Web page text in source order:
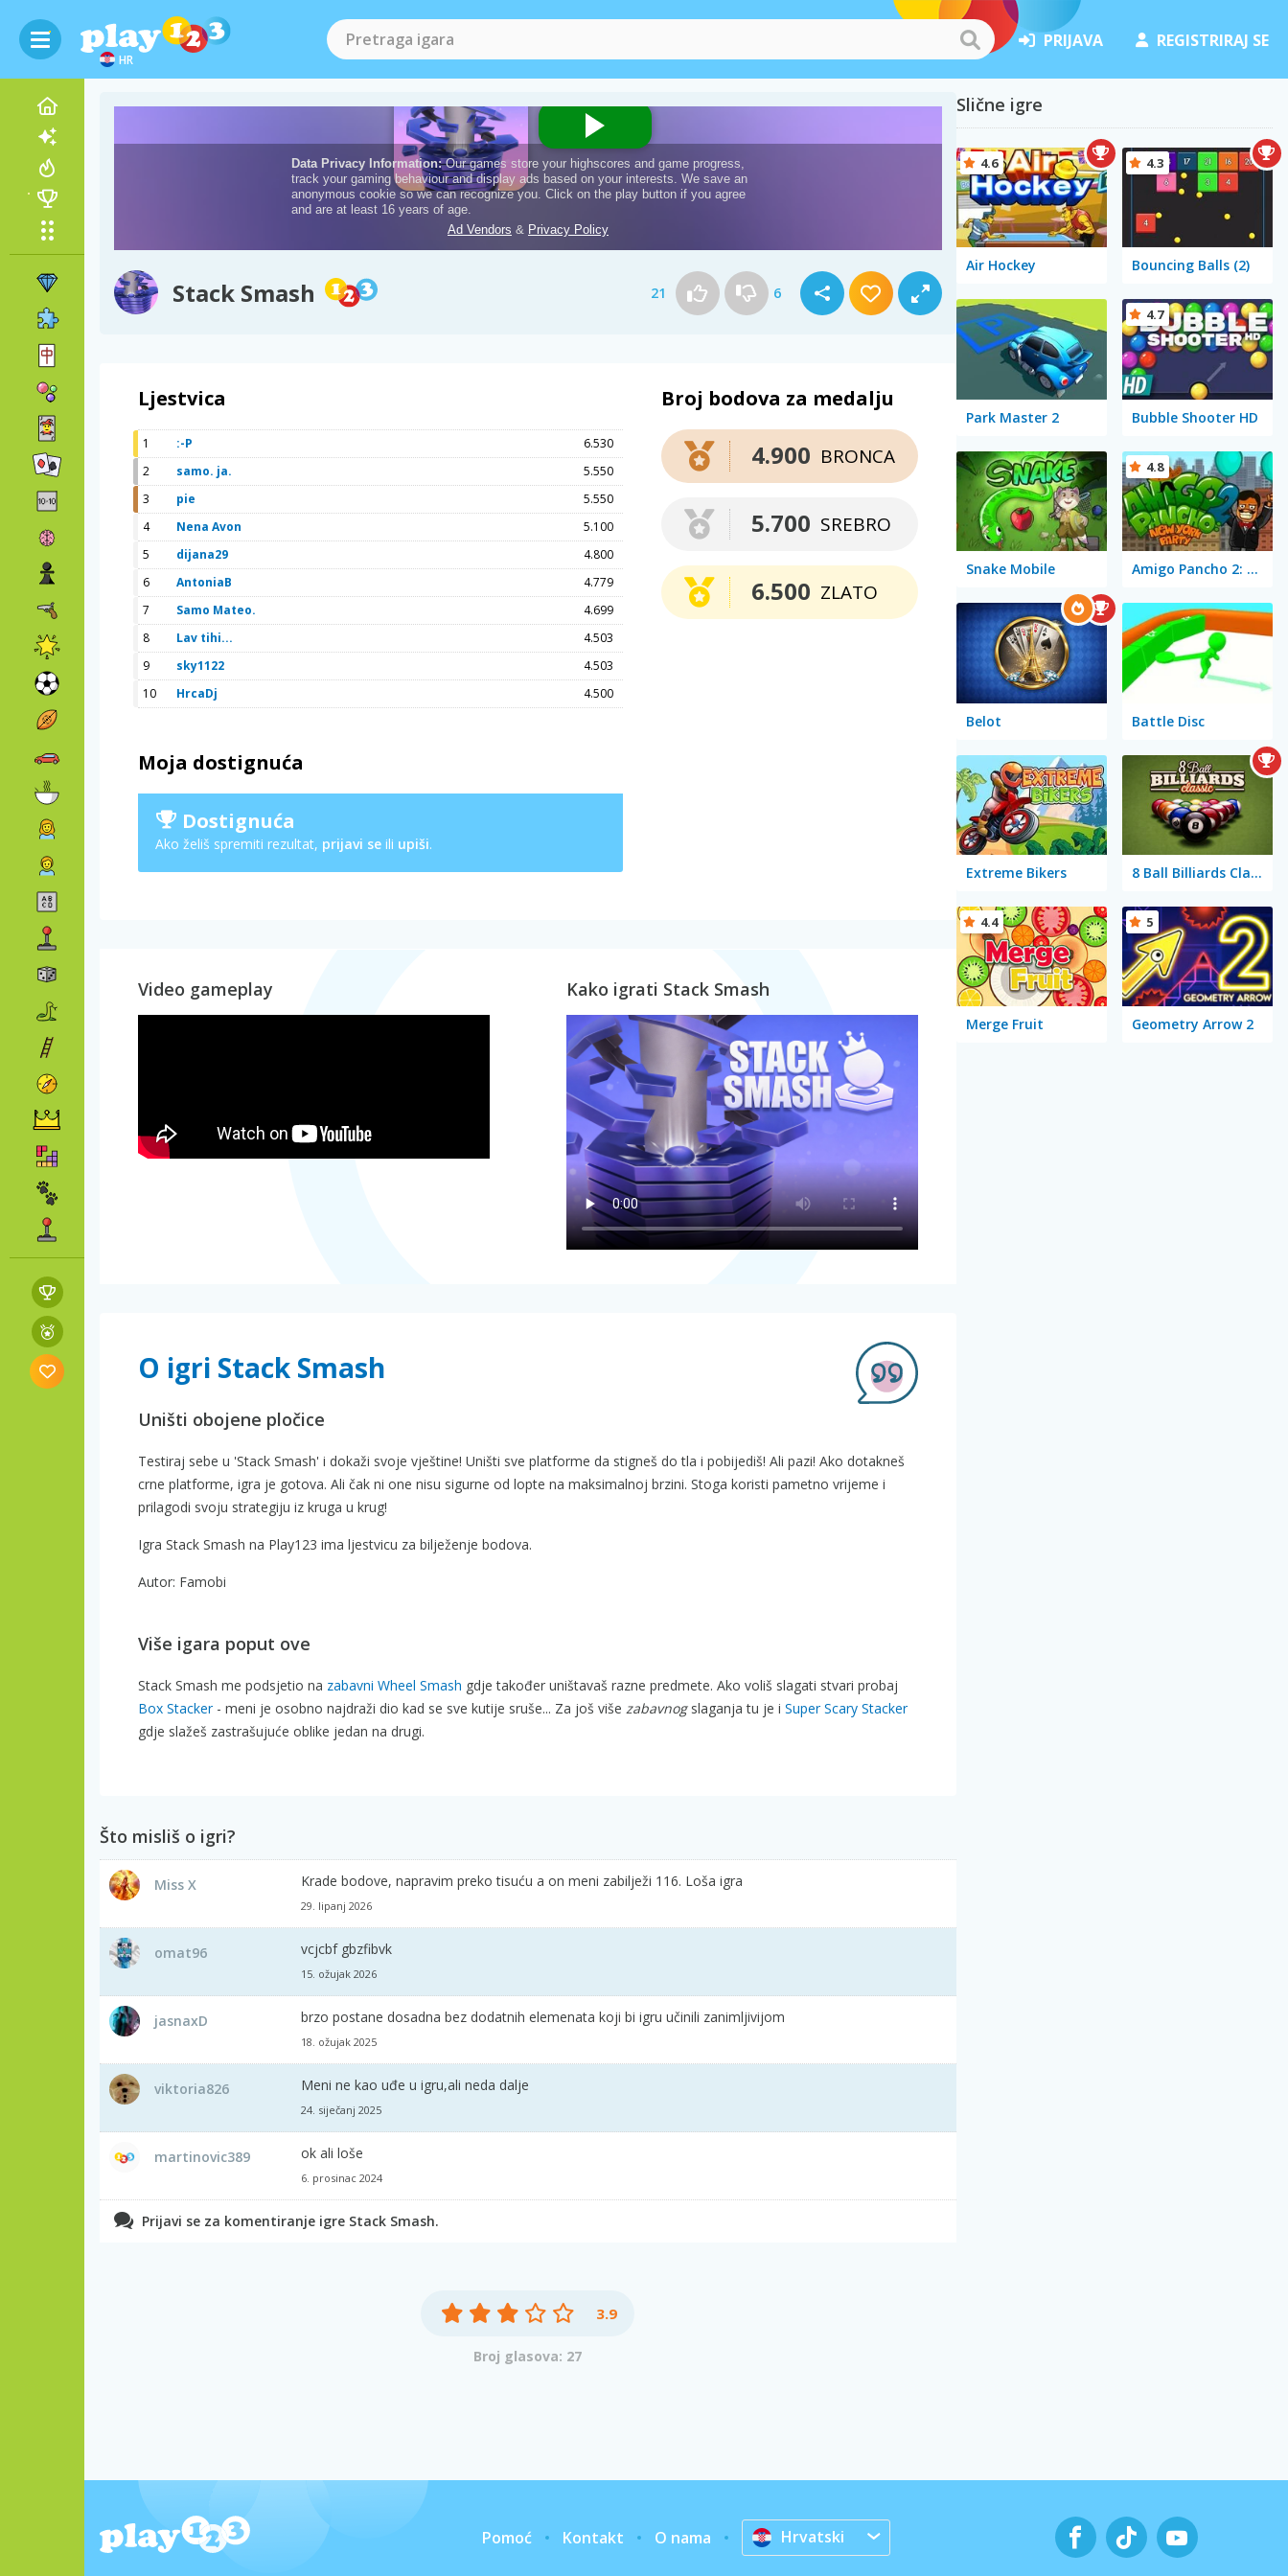
HR
PRIJAVA REGISTRIRAJ SE
Stack Smash 21 6
Ljestvica
1 :-P
6.530
2
samo. ja.
5.550
3
pie
5.550
4
Nena Avon
5.100
5
dijana29
4.800
6
AntoniaB
4.779
7
Samo Mateo.
4.699
8
Lav tihi...
4.503
9
sky1122
4.503
10
HrcaDj 4.500
Moja dostignuća
Dostignuća
Ako želiš spremiti rezultat, prijavi se ili upiši.
Broj bodova za medalju
BRONCA
4.900
SREBRO
5.700
ZLATO
6.500
Video gameplay Kako igrati Stack Smash
O igri Stack Smash
Uništi obojene pločice
Testiraj sebe u 'Stack Smash' i dokaži svoje vještine! Uništi sve platforme da stigneš do tla i pobijediš! Ali pazi! Ako dotakneš
crne platforme, igra je gotova. Ali čak ni one nisu sigurne od lopte na maksimalnoj brzini. Stoga koristi pametno vrijeme i
prilagodi svoju strategiju iz kruga u krug!
Igra Stack Smash na Play123 ima ljestvicu za bilježenje bodova.
Autor: Famobi
Više igara poput ove
Stack Smash me podsjetio na zabavni Wheel Smash gdje također uništavaš razne predmete. Ako voliš slagati stvari probaj
Box Stacker- meni je osobno najdraži dio kad se sve kutije sruše... Za još više zabavnogslaganja tu je i Super Scary Stacker
gdje slažeš zastrašujuće oblike jedan na drugi.
Što misliš o igri?
Miss X Krade bodove, napravim preko tisuću a on meni zabilježi 116. Loša igra
29. lipanj 2026
omat96 vcjcbf gbzfibvk
15. ožujak 2026
jasnaxD brzo postane dosadna bez dodatnih elemenata koji bi igru učinili zanimljivijom
18. ožujak 2025
viktoria826 Meni ne kao uđe u igru,ali neda dalje
24. siječanj 2025
martinovic389 ok ali loše
6. prosinac 2024
Prijavi se za komentiranje igre Stack Smash.
3.9
Broj glasova: 27
Slične igre
Air Hockey
4.6
Bouncing Balls (2)
4.3
Park Master 2 Bubble Shooter HD
4.7
Snake Mobile Amigo Pancho 2: New York Party
4.8
Belot Battle Disc
Extreme Bikers 8 Ball Billiards Classic
Merge Fruit
4.4
Geometry Arrow 2
5
Pomoć Kontakt O nama Hrvatski